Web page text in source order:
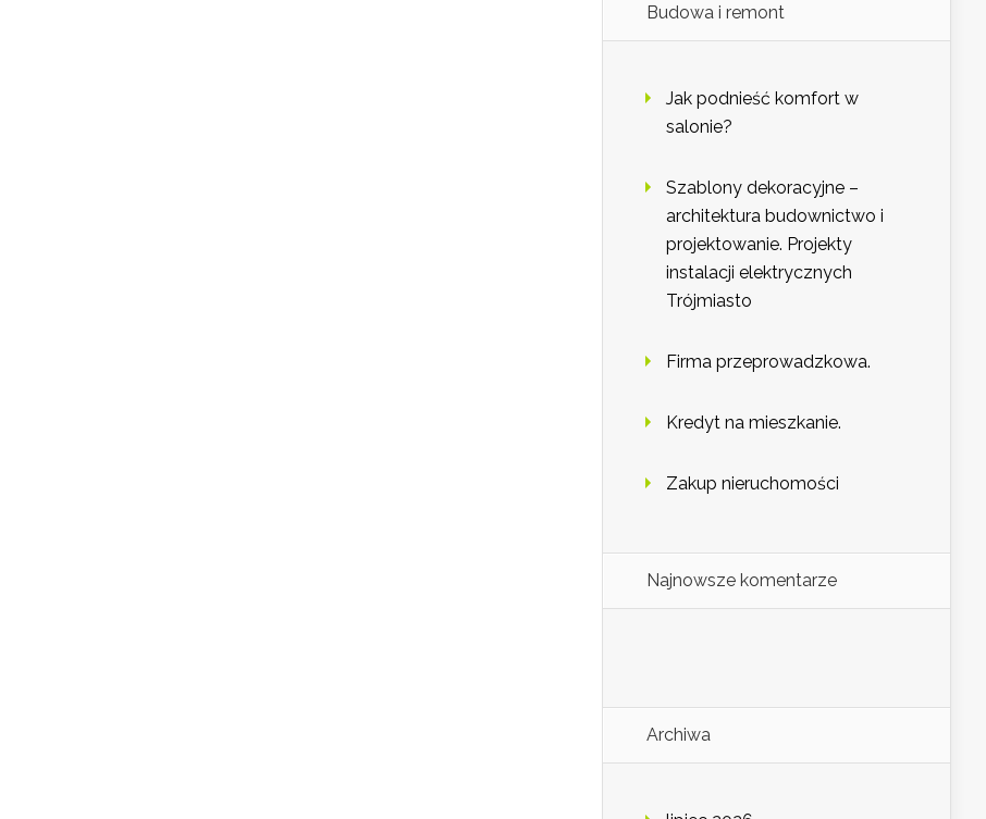
Budowa i remont
Jak podnieść komfort w
salonie?
Szablony dekoracyjne –
architektura budownictwo i
projektowanie. Projekty
instalacji elektrycznych
Trójmiasto
Firma przeprowadzkowa.
Kredyt na mieszkanie.
Zakup nieruchomości
Najnowsze komentarze
Archiwa